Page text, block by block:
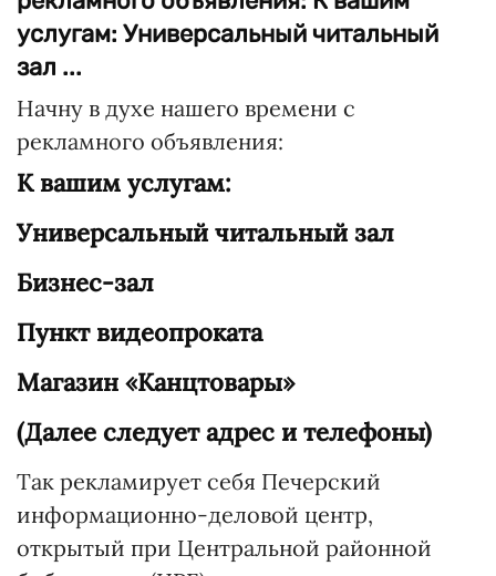
услугам: Универсальный читальный
зал ...
Начну в духе нашего времени с
рекламного объявления:
К вашим услугам:
Универсальный читальный зал
Бизнес-зал
Пункт видеопроката
Магазин «Канцтовары»
(Далее следует адрес и телефоны)
Так рекламирует себя Печерский
информационно-деловой центр,
открытый при Центральной районной